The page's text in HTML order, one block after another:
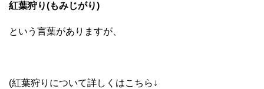
紅葉狩り(もみじがり)
という言葉がありますが、
(紅葉狩りについて詳しくはこちら↓